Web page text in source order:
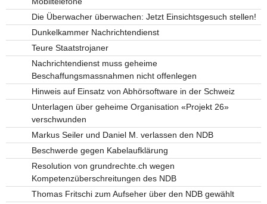
Die Überwacher überwachen: Jetzt Einsichtsgesuch stellen!
Dunkelkammer Nachrichtendienst
Teure Staatstrojaner
Nachrichtendienst muss geheime
Beschaffungsmassnahmen nicht offenlegen
Hinweis auf Einsatz von Abhörsoftware in der Schweiz
Unterlagen über geheime Organisation «Projekt 26»
verschwunden
Markus Seiler und Daniel M. verlassen den NDB
Beschwerde gegen Kabelaufklärung
Resolution von grundrechte.ch wegen
Kompetenzüberschreitungen des NDB
Thomas Fritschi zum Aufseher über den NDB gewählt